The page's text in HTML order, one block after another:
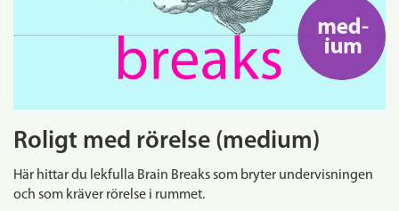
Roligt med rörelse (medium)
Här hittar du lekfulla Brain Breaks som bryter undervisningen
och som kräver rörelse i rummet.